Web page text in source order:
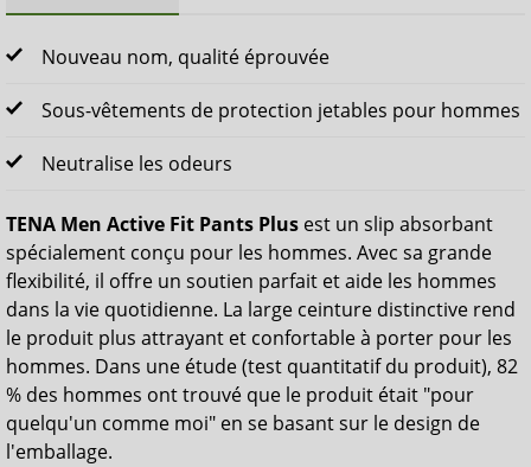
Nouveau nom, qualité éprouvée
Sous-vêtements de protection jetables pour hommes
Neutralise les odeurs
TENA Men Active Fit Pants Plus est un slip absorbant
spécialement conçu pour les hommes. Avec sa grande
flexibilité, il offre un soutien parfait et aide les hommes
dans la vie quotidienne. La large ceinture distinctive rend
le produit plus attrayant et confortable à porter pour les
hommes. Dans une étude (test quantitatif du produit), 82
% des hommes ont trouvé que le produit était "pour
quelqu'un comme moi" en se basant sur le design de
l'emballage.